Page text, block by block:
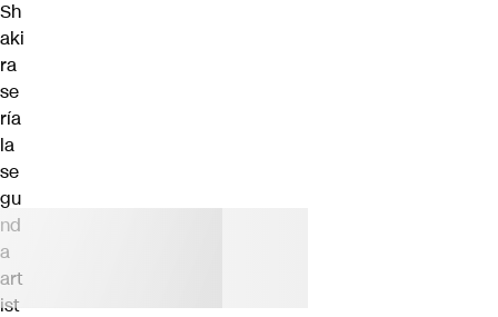
Sh
aki
ra
se
ría
la
se
gu
nd
a
art
ist